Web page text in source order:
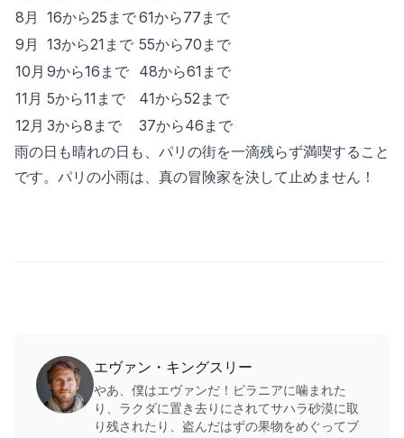
8月 16から25まで61から77まで
9月 13から21まで 55から70まで
10月 9から16まで 48から61まで
11月 5から11まで
41から52まで
12月 3から8まで
37から46まで
雨の日も晴れの日も、パリの街を一滴残らず満喫すること
です。パリの小雨は、真の冒険家を決して止めません！
エヴァン・キングスリー
やあ、僕はエヴァンだ！ピラニアに噛まれた
り、ラクダに置き去りにされてサハラ砂漠に取
り残されたり、盗んだはずの果物をめぐってブ